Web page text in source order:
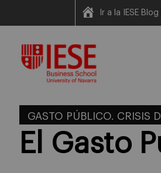
content
Ir a la IESE
GASTO PÚBLICO. CRISIS
El Gasto